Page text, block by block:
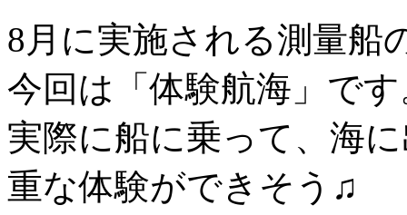
8月に実施される測量船
今回は「体験航海」で
実際に船に乗って、海
重な体験ができそう♫